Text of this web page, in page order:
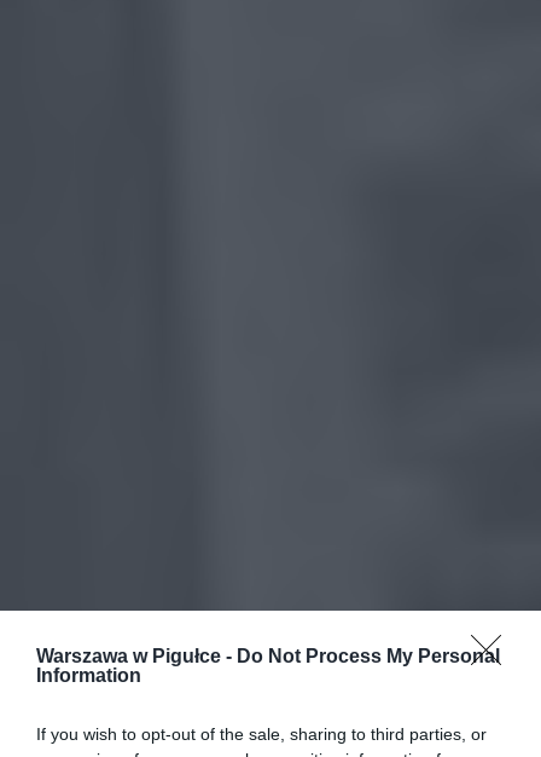
Warszawa w Pigułce - Do Not Process My Personal
Information
If you wish to opt-out of the sale, sharing to third parties, or